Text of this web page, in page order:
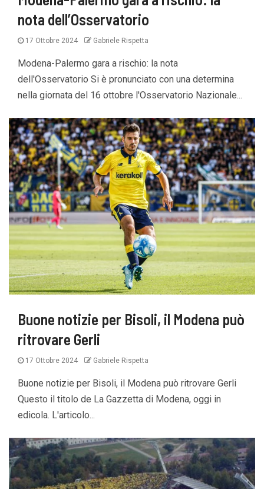
nota dell’Osservatorio
17 Ottobre 2024 Gabriele Rispetta
Modena-Palermo gara a rischio: la nota
dell'Osservatorio Si è pronunciato con una determina
nella giornata del 16 ottobre l'Osservatorio Nazionale...
Buone notizie per Bisoli, il Modena può
ritrovare Gerli
17 Ottobre 2024 Gabriele Rispetta
Buone notizie per Bisoli, il Modena può ritrovare Gerli
Questo il titolo de La Gazzetta di Modena, oggi in
edicola. L'articolo...